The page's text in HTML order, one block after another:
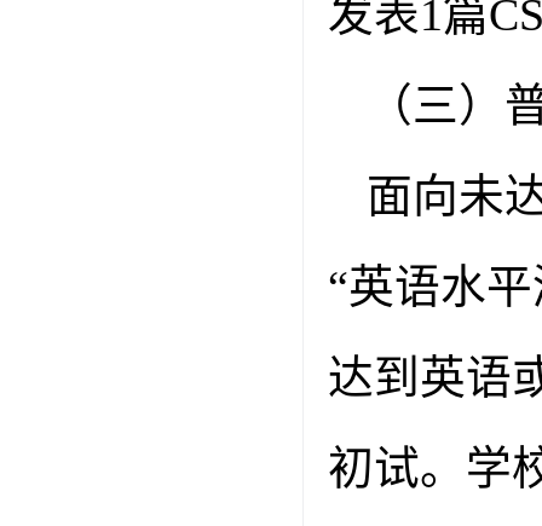
发表1篇
（三）
面向未
“英语水
达到英语
初试。学